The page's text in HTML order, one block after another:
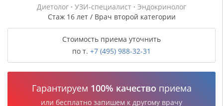
Диетолог · УЗИ-специалист · Эндокринолог
Стаж 16 лет / Врач второй категории
Стоимость приема уточнить
по т. +7 (495) 988-32-31
Гарантируем 100% качество приема
или бесплатно запишем к другому врачу